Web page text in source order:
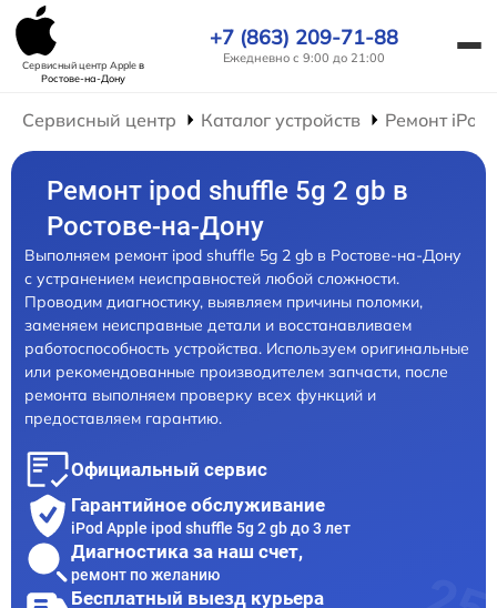
Сервисный центр Appleв
Ростове-на-Дону
+7 (863) 209-71-88
Ежедневно с 9:00 до 21:00
Сервисный центр Каталог устройств Ремонт iPod
Ремонт ipod shuffle 5g 2 gb в
Ростове-на-Дону
Выполняем ремонт ipod shuffle 5g 2 gb в Ростове-на-Дону
с устранением неисправностей любой сложности.
Проводим диагностику, выявляем причины поломки,
заменяем неисправные детали и восстанавливаем
работоспособность устройства. Используем оригинальные
или рекомендованные производителем запчасти, после
ремонта выполняем проверку всех функций и
предоставляем гарантию.
Официальный сервис
Гарантийное обслуживание
iPod Apple ipod shuffle 5g 2 gb до 3 лет
Диагностика за наш счет,
ремонт по желанию
Бесплатный выезд курьера